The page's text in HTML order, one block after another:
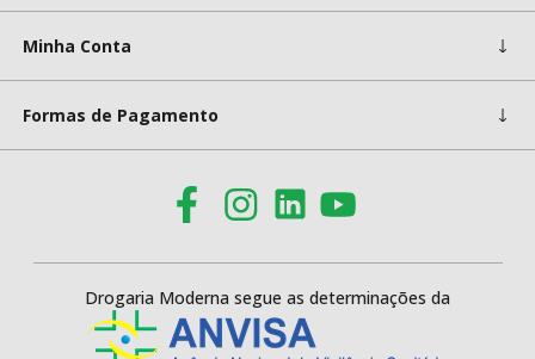
Minha Conta
Formas de Pagamento
Drogaria Moderna segue as determinações da